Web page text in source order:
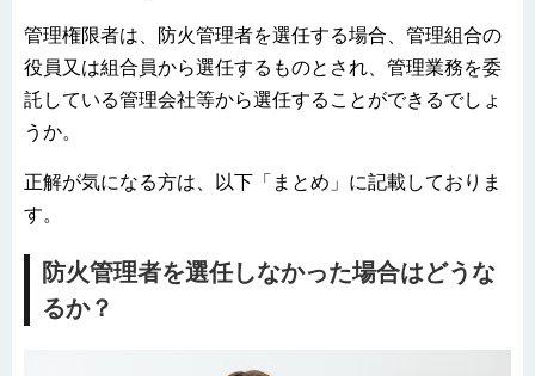
管理権限者は、防火管理者を選任する場合、管理組合の
役員又は組合員から選任するものとされ、管理業務を委
託している管理会社等から選任することができるでしょ
うか。
正解が気になる方は、以下「まとめ」に記載しておりま
す。
防火管理者を選任しなかった場合はどうな
るか？